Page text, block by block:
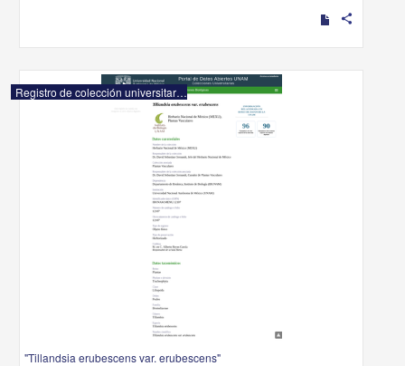
share
Registro de colección universitaria
"Tillandsia erubescens var. erubescens"